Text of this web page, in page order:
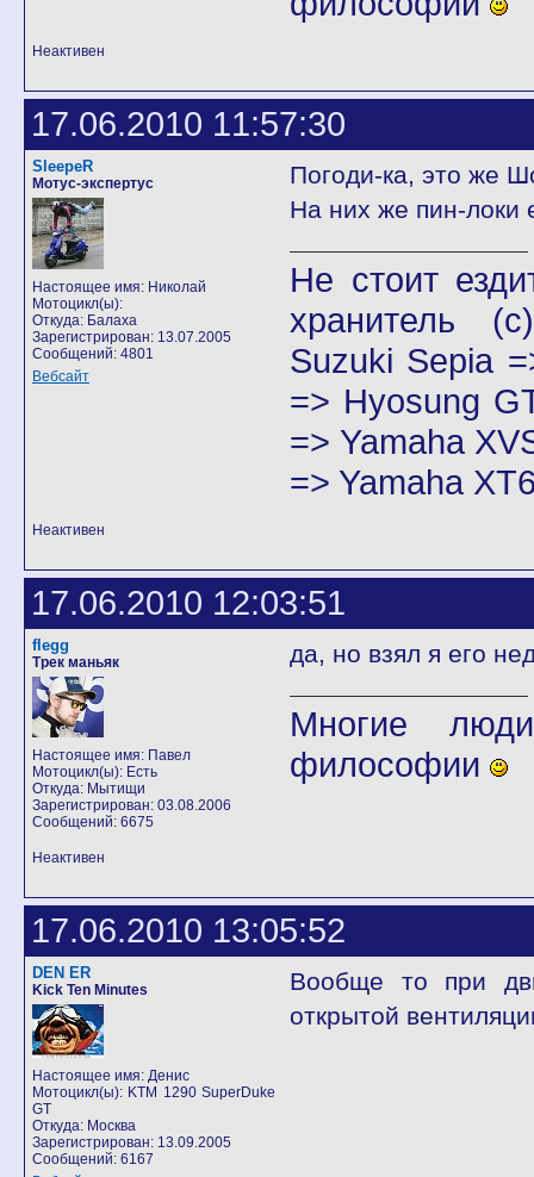
Неактивен
17.06.2010 11:57:30
SleepeR
Мотус-экспертус
Настоящее имя: Николай
Мотоцикл(ы):
Откуда: Балаха
Зарегистрирован: 13.07.2005
Сообщений: 4801
Вебсайт
Погоди-ка, это же
На них же пин-локи
Не стоит
хранитель
(с)
Suzuki Sepia
=> Hyosung
=> Yamaha
=> Yamaha
Неактивен
17.06.2010 12:03:51
flegg
Трек маньяк
Настоящее имя: Павел
Мотоцикл(ы): Есть
Откуда: Мытищи
Зарегистрирован: 03.08.2006
Сообщений: 6675
да, но взял я его
Многие
философии
Неактивен
17.06.2010 13:05:52
DEN ER
Kick Ten Minutes
Настоящее имя: Денис
Мотоцикл(ы): KTM 1290 SuperDuke
GT
Откуда: Москва
Зарегистрирован: 13.09.2005
Сообщений: 6167
Вообще то при
открытой